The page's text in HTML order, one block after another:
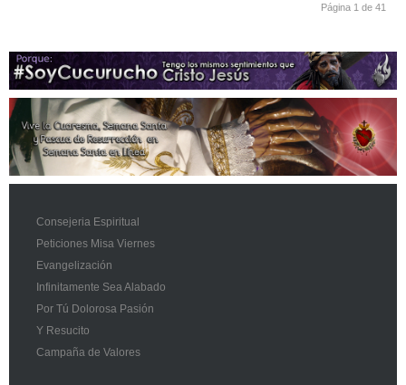
Página 1 de 41
Consejeria Espiritual
Peticiones Misa Viernes
Evangelización
Infinitamente Sea Alabado
Por Tú Dolorosa Pasión
Y Resucito
Campaña de Valores